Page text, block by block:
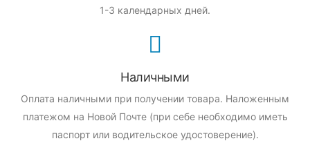
1-3 календарных дней.
Наличными
Оплата наличными при получении товара. Наложенным
платежом на Новой Почте (при себе необходимо иметь
паспорт или водительское удостоверение).